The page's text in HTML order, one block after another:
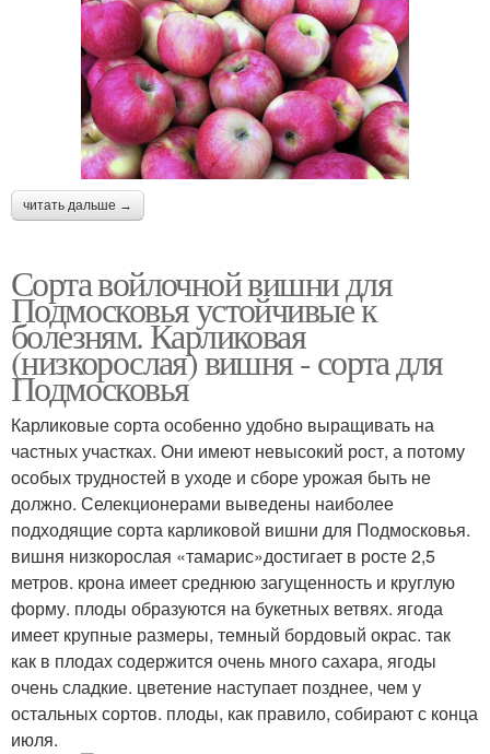
читать дальше →
Сорта войлочной вишни для
Подмосковья устойчивые к
болезням. Карликовая
(низкорослая) вишня - сорта для
Подмосковья
Карликовые сорта особенно удобно выращивать на
частных участках. Они имеют невысокий рост, а потому
особых трудностей в уходе и сборе урожая быть не
должно. Селекционерами выведены наиболее
подходящие сорта карликовой вишни для Подмосковья.
вишня низкорослая «тамарис»достигает в росте 2,5
метров. крона имеет среднюю загущенность и круглую
форму. плоды образуются на букетных ветвях. ягода
имеет крупные размеры, темный бордовый окрас. так
как в плодах содержится очень много сахара, ягоды
очень сладкие. цветение наступает позднее, чем у
остальных сортов. плоды, как правило, собирают с конца
июля.